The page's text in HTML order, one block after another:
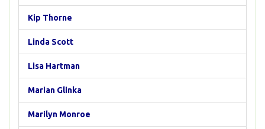
Kip Thorne
Linda Scott
Lisa Hartman
Marian Glinka
Marilyn Monroe